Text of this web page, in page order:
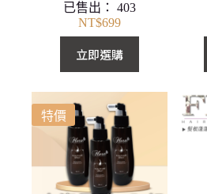
已售出：403
NT$699
立即選購
特價